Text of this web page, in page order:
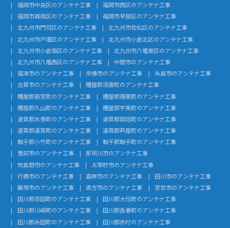
福岡市中央区のアンテナ工事
福岡市西区のアンテナ工事
福岡市城南区のアンテナ工事
福岡市早良区のアンテナ工事
北九州市門司区のアンテナ工事
北九州市若松区のアンテナ工事
北九州市戸畑区のアンテナ工事
北九州市小倉北区のアンテナ工事
北九州市小倉南区のアンテナ工事
北九州市八幡東区のアンテナ工事
北九州市八幡西区のアンテナ工事
中間市のアンテナ工事
福津市のアンテナ工事
宗像市のアンテナ工事
糸島市のアンテナ工事
古賀市のアンテナ工事
糟屋郡須惠町のアンテナ工事
糟屋郡新宮町のアンテナ工事
糟屋郡篠栗町のアンテナ工事
糟屋郡久山町のアンテナ工事
糟屋郡宇美町のアンテナ工事
遠賀郡水巻町のアンテナ工事
遠賀郡岡垣町のアンテナ工事
遠賀郡遠賀町のアンテナ工事
遠賀郡芦屋町のアンテナ工事
鞍手郡小竹町のアンテナ工事
鞍手郡鞍手町のアンテナ工事
豊前市のアンテナ工事
那珂川市のアンテナ工事
筑紫野市のアンテナ工事
太宰府市のアンテナ工事
行橋市のアンテナ工事
嘉麻市のアンテナ工事
田川市のアンテナ工事
飯塚市のアンテナ工事
直方市のアンテナ工事
宮若市のアンテナ工事
田川郡添田町のアンテナ工事
田川郡大任町のアンテナ工事
田川郡川崎町のアンテナ工事
田川郡香春町のアンテナ工事
田川郡糸田町のアンテナ工事
田川郡赤村のアンテナ工事